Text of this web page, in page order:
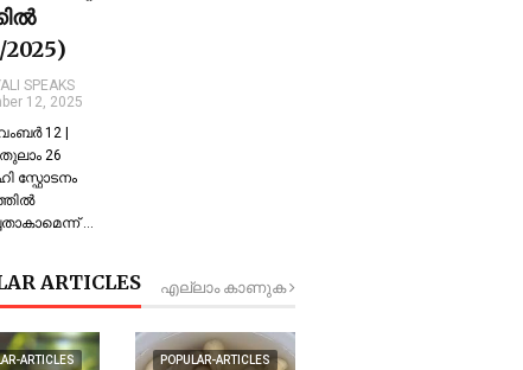
2025)
SPEAKS
12, 2025
12 |
26
സ്ഫോടനം
…
ARTICLES എല്ലാം കാണുക
ARTICLES POPULAR-ARTICLES